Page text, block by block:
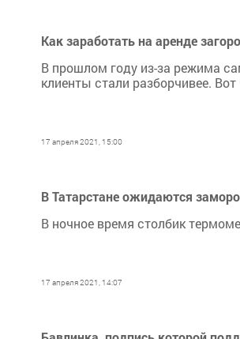
Как заработать на аренде
В прошлом году из-за режима
клиенты стали разборчивее.
17 апреля 2021, 15:00
В Татарстане ожидаются
В ночное время столбик
17 апреля 2021, 14:07